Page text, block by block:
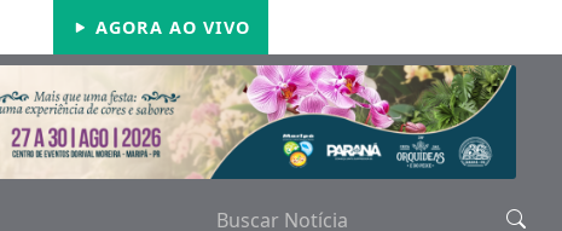
AGORA AO VIVO